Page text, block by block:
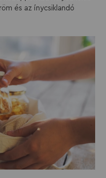
és az ínycsiklandó